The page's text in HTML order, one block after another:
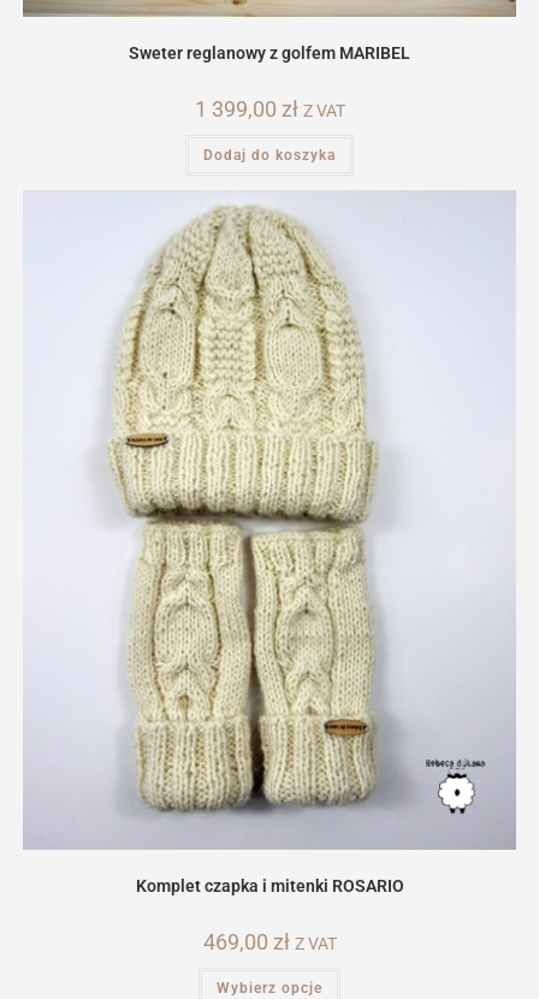
Sweter reglanowy z golfem MARIBEL
1 399,00 zł Z VAT
Dodaj do koszyka
Komplet czapka i mitenki ROSARIO
469,00 zł Z VAT
Wybierz opcje